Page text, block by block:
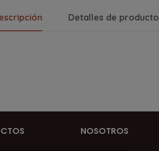
Detalles de producto
NOSOTROS